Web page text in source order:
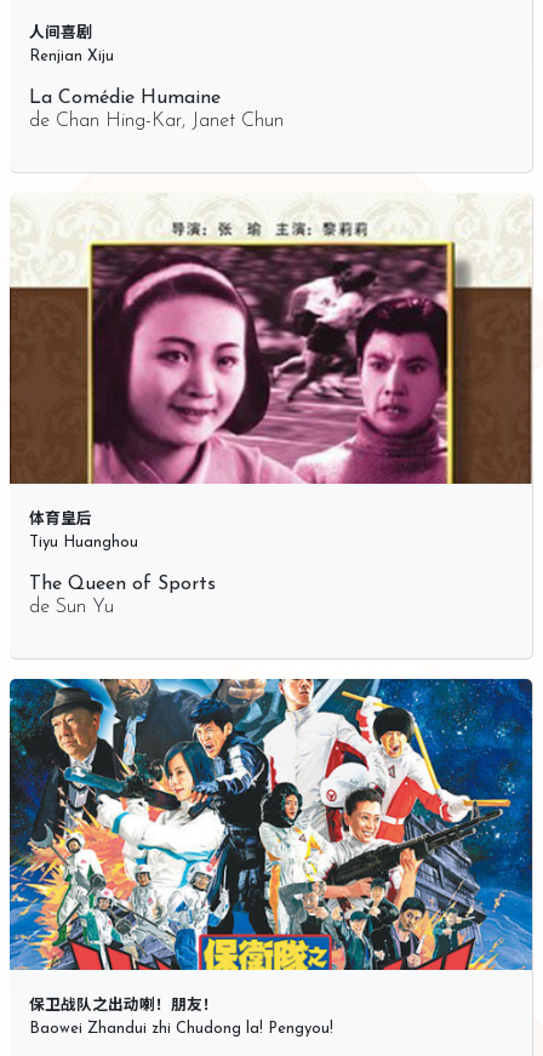
人间喜剧
Renjian Xiju
La Comédie Humaine
de Chan Hing-Kar, Janet Chun
体育皇后
Tiyu Huanghou
The Queen of Sports
de Sun Yu
保卫战队之出动喇！朋友！
Baowei Zhandui zhi Chudong la! Pengyou!